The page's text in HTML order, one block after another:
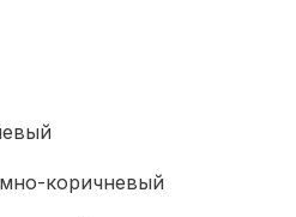
коричневый